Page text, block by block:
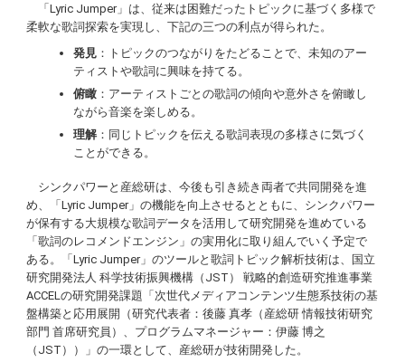
「Lyric Jumper」は、従来は困難だったトピックに基づく多様で
柔軟な歌詞探索を実現し、下記の三つの利点が得られた。
発見 ：トピックのつながりをたどることで、未知のアー
ティストや歌詞に興味を持てる。
俯瞰 ：アーティストごとの歌詞の傾向や意外さを俯瞰し
ながら音楽を楽しめる。
理解：同じトピックを伝える歌詞表現の多様さに気づく
ことができる。
シンクパワーと産総研は、今後も引き続き両者で共同開発を進
め、「Lyric Jumper」の機能を向上させるとともに、シンクパワー
が保有する大規模な歌詞データを活用して研究開発を進めている
「歌詞のレコメンドエンジン」の実用化に取り組んでいく予定で
ある。「Lyric Jumper」のツールと歌詞トピック解析技術は、国立
研究開発法人 科学技術振興機構（JST） 戦略的創造研究推進事業
ACCELの研究開発課題「次世代メディアコンテンツ生態系技術の基
盤構築と応用展開（研究代表者：後藤 真孝（産総研 情報技術研究
部門 首席研究員）、プログラムマネージャー：伊藤 博之
（JST））」の一環として、産総研が技術開発した。